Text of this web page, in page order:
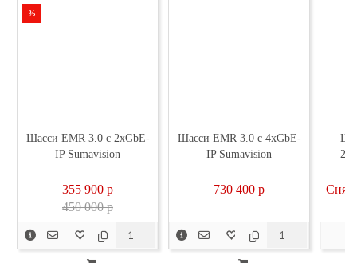
%
Шасси EMR 3.0 с 2xGbE-
IP Sumavision
355 900 p
450 000 p
Шасси EMR 3.0 с 4xGbE-
IP Sumavision
730 400 p